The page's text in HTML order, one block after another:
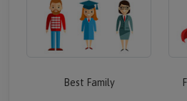
Best Family